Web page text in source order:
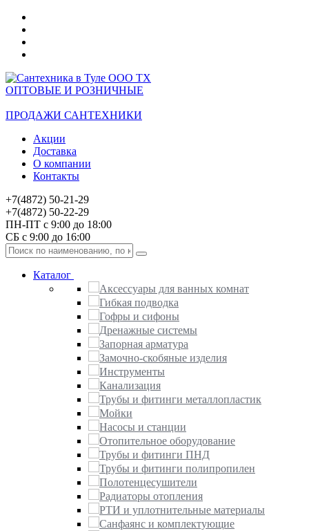
ОПТОВЫЕ И РОЗНИЧНЫЕ
ПРОДАЖИ САНТЕХНИКИ
Акции
Доставка
О компании
Контакты
+7(4872) 50-21-29
+7(4872) 50-22-29
ПН-ПТ с 9:00 до 18:00
СБ с 9:00 до 16:00
Каталог
Аксессуары для ванных комнат
Гибкая подводка
Гофры и сифоны
Дренажные системы
Запорная арматура
Замочно-скобяные изделия
Инструменты
Канализация
Трубы и фитинги металлопластик
Мойки
Насосы и станции
Отопительное оборудование
Трубы и фитинги ПНД
Трубы и фитинги полипропилен
Полотенцесушители
Радиаторы отопления
РТИ и уплотнительные материалы
Санфаянс и комплектующие